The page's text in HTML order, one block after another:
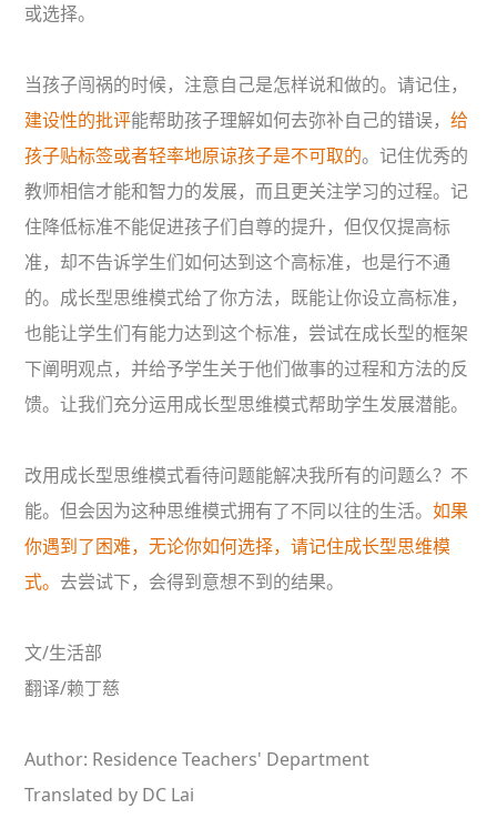
或选择。
当孩子闯祸的时候，注意自己是怎样说和做的。请记住，
建设性的批评能帮助孩子理解如何去弥补自己的错误，给
孩子贴标签或者轻率地原谅孩子是不可取的。记住优秀的
教师相信才能和智力的发展，而且更关注学习的过程。记
住降低标准不能促进孩子们自尊的提升，但仅仅提高标
准，却不告诉学生们如何达到这个高标准，也是行不通
的。成长型思维模式给了你方法，既能让你设立高标准，
也能让学生们有能力达到这个标准，尝试在成长型的框架
下阐明观点，并给予学生关于他们做事的过程和方法的反
馈。让我们充分运用成长型思维模式帮助学生发展潜能。
改用成长型思维模式看待问题能解决我所有的问题么？不
能。但会因为这种思维模式拥有了不同以往的生活。如果
你遇到了困难，无论你如何选择，请记住成长型思维模
式。 去尝试下，会得到意想不到的结果。
文/生活部
翻译/赖丁慈
Author: Residence Teachers' Department
Translated by DC Lai